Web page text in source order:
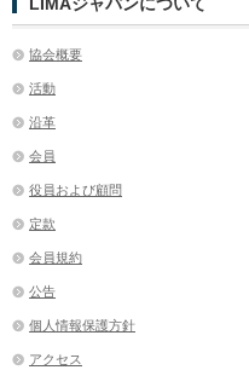
協会概要
活動
沿革
会員
役員および顧問
定款
会員規約
公告
個人情報保護方針
アクセス